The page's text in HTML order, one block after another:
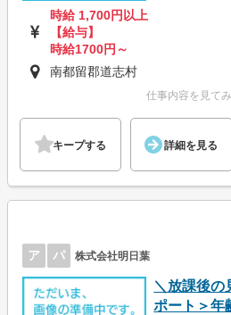
時給 1,700円以上
【給与】
時給1700円～
南都留郡道志村
仕事内容を見て
キープする 詳細を見る
ア パ 株式会社明日葉
＼放課後の
ポート＞年